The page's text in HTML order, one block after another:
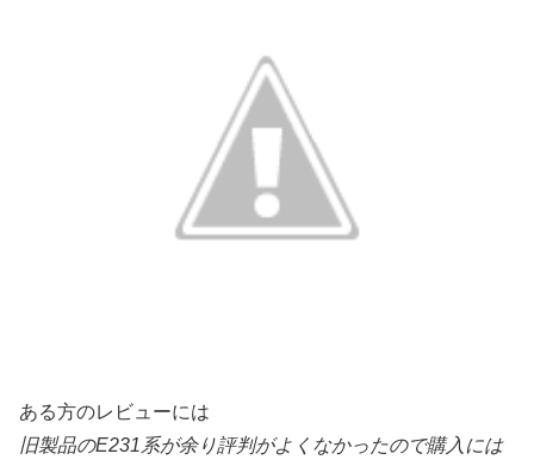
ある方のレビューには
旧製品のE231系が余り評判がよくなかったので購入には